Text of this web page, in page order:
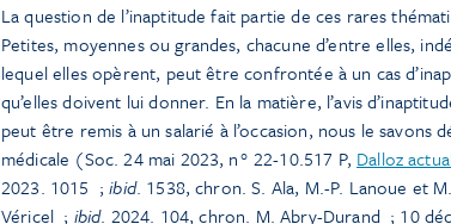
La question de l’inaptitude fait partie de ces rares
Petites, moyennes ou grandes, chacune d’entre elles,
lequel elles opèrent, peut être confrontée à un cas
qu’elles doivent lui donner. En la matière, l’avis
peut être remis à un salarié à l’occasion, nous le savons
médicale (Soc. 24 mai 2023, n° 22-10.517 P, Dalloz
2023. 1015 ;ibid. 1538, chron. S. Ala, M.-P. Lanoue et
Véricel ; ibid. 2024. 104, chron. M. Abry-Durand ; 10